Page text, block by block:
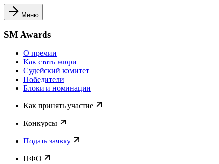
Меню
SM Awards
О премии
Как стать жюри
Судейский комитет
Победители
Блоки и номинации
Как принять участие
Конкурсы
Подать заявку
ПФО